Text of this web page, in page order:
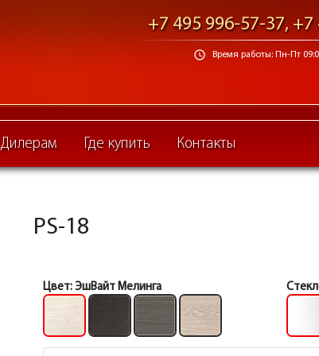
+7 495 996-57-37, +7
schedule Время работы: Пн-Пт
Дилерам Где купить Контакты
PS-18
Цвет: ЭшВайт Мелинга